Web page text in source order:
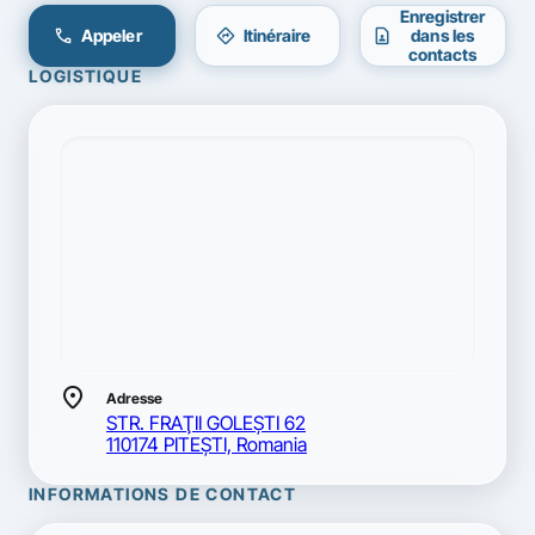
call Appeler directions Itinéraire contact_page
Enregistrer
dans les
contacts
LOGISTIQUE
location_on Adresse
STR. FRAŢII GOLEŞTI 62
110174 PITEŞTI, Romania
INFORMATIONS DE CONTACT